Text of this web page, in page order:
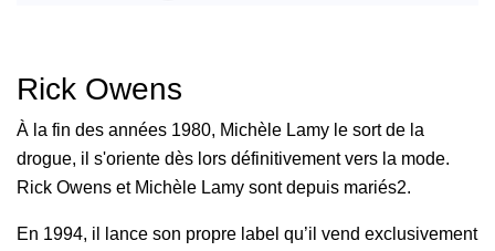
Rick Owens
À la fin des années 1980, Michèle Lamy le sort de la
drogue, il s'oriente dès lors définitivement vers la mode.
Rick Owens et Michèle Lamy sont depuis mariés2.
En 1994, il lance son propre label qu’il vend exclusivement